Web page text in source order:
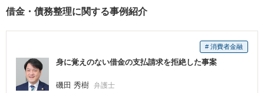
借金・債務整理に関する事例紹介
# 消費者金融
身に覚えのない借金の支払請求を拒絶した事案
磯田 秀樹 弁護士